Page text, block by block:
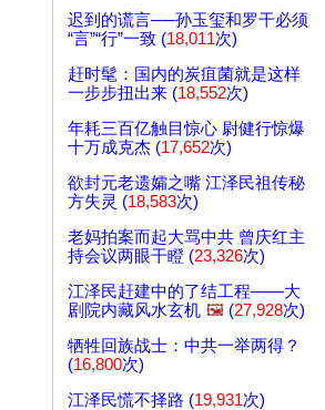
迟到的谎言──孙玉玺和罗干必须
“言”“行”一致 (18,011次)
赶时髦：国内的炭疽菌就是这样
一步步扭出来 (18,552次)
年耗三百亿触目惊心 尉健行惊爆
十万成克杰 (17,652次)
欲封元老遗孀之嘴 江泽民祖传秘
方失灵 (18,583次)
老妈拍案而起大骂中共 曾庆红主
持会议两眼干瞪 (23,326次)
江泽民赶建中的了结工程——大
剧院内藏风水玄机 🖼️ (27,928次)
牺牲回族战士：中共一举两得？
(16,800次)
江泽民慌不择路 (19,931次)